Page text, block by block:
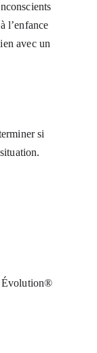
l’enfance
avec un
si
Évolution®